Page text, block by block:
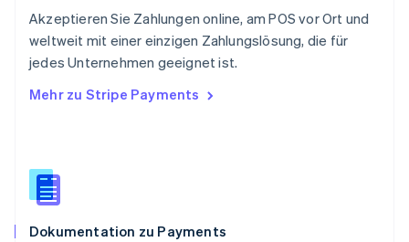
Akzeptieren Sie Zahlungen online, am POS vor Ort und
weltweit mit einer einzigen Zahlungslösung, die für
jedes Unternehmen geeignet ist.
Mehr zu Stripe Payments
Dokumentation zu Payments
Singapur
English简体中文
Slowakei
Slowenien
English
Spanien
Thailand